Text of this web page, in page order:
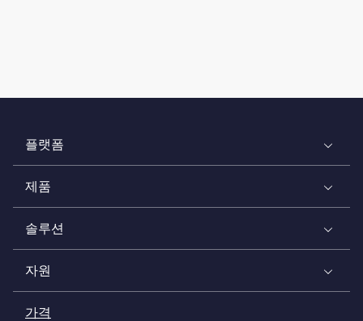
플랫폼
제품
솔루션
자원
가격